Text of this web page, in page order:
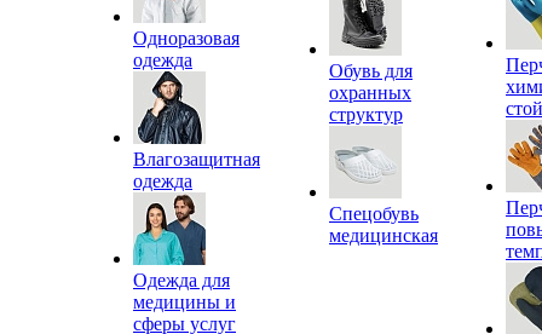
Одноразовая
одежда
Влагозащитная
одежда
Одежда для
медицины и
сферы услуг
Обувь для
охранных
структур
Спецобувь
медицинская